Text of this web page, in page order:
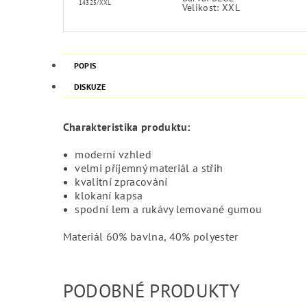
14325/XXL Velikost: XXL
POPIS
DISKUZE
Charakteristika produktu:
moderní vzhled
velmi příjemný materiál a střih
kvalitní zpracování
klokaní kapsa
spodní lem a rukávy lemované gumou
Materiál 60% bavlna, 40% polyester
PODOBNÉ PRODUKTY